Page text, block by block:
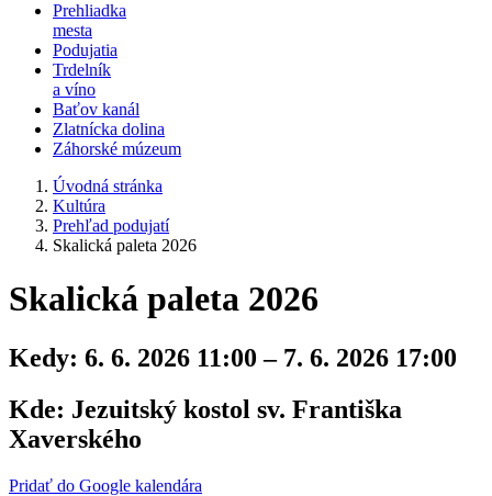
Prehliadka
mesta
Podujatia
Trdelník
a víno
Baťov kanál
Zlatnícka dolina
Záhorské múzeum
Úvodná stránka
Kultúra
Prehľad podujatí
Skalická paleta 2026
Skalická paleta 2026
Kedy: 6. 6. 2026 11:00 – 7. 6. 2026 17:00
Kde: Jezuitský kostol sv. Františka
Xaverského
Pridať do Google kalendára